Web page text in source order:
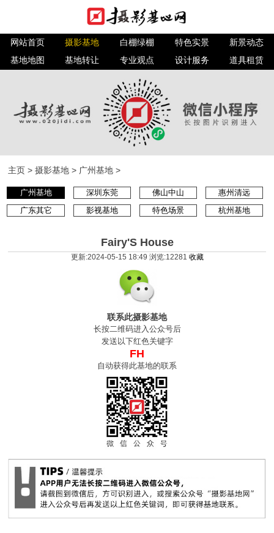
网站首页 摄影基地 白棚绿棚 特色实景
新景动态
基地地图
基地转让 专业观点 设计服务 道具租赁
主页 >摄影基地 > 广州基地 >
广州基地 深圳东莞 佛山中山
惠州清远
广东其它
影视基地 特色场景 杭州基地
Fairy'S House
更新:2024-05-15 18:49 浏览:12281 收藏
联系此摄影基地
长按二维码进入公众号后
发送以下红色关键字
FH
自动获得此基地的联系